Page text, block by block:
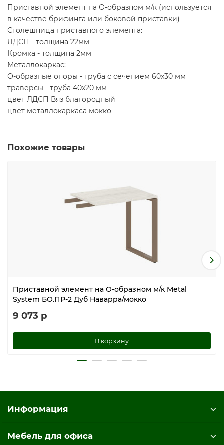
Приставной элемент на О-образном м/к (используется
в качестве брифинга или боковой приставки)
Столешница приставного элемента:
ЛДСП - толщина 22мм
Кромка - толщина 2мм
Металлокаркас:
О-образные опоры - труба с сечением 60х30 мм
траверсы - труба 40х20 мм
цвет ЛДСП Вяз благородный
цвет металлокаркаса мокко
Похожие товары
Приставной элемент на О-образном м/к Metal
System БО.ПР-2 Дуб Наварра/мокко
9 073 р
В корзину
Информация
Мебель для офиса